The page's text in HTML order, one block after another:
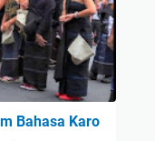
Bahasa Karo